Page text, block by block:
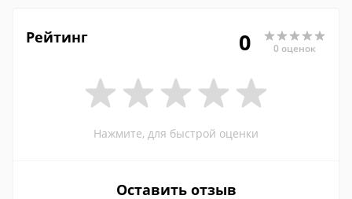
Рейтинг 0 0 оценок
Нажмите, для быстрой оценки
Оставить отзыв